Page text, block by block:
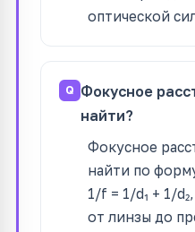
оптической
Фокусное
найти?
Фокусное
найти по
1/f = 1/d₁ + 1/
от линзы до